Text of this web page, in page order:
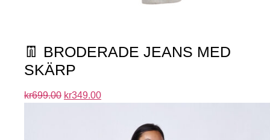
👖 BRODERADE JEANS MED
SKÄRP
kr699.00 kr349.00